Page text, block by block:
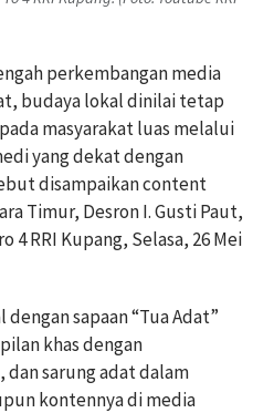
perkembangan media
budaya lokal dinilai tetap
masyarakat luas melalui
yang dekat dengan
disampaikan content
Timur, Desron I. Gusti Paut,
4 RRI Kupang, Selasa, 26 Mei
sapaan “Tua Adat”
khas dengan
dan sarung adat dalam
kontennya di media